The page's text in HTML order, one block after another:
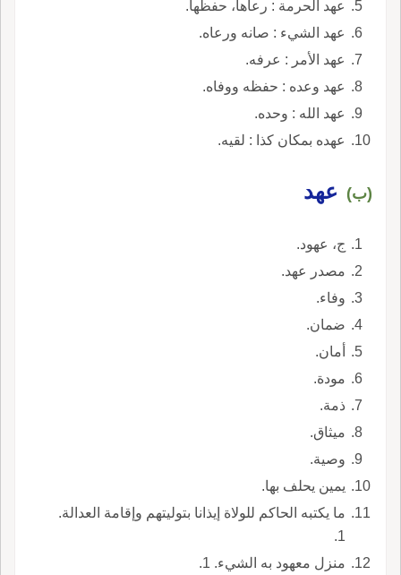
عهد الحرمة : رعاها، حفظها.
عهد الشيء : صانه ورعاه.
عهد الأمر : عرفه.
عهد وعده : حفظه ووفاه.
عهد الله : وحده.
عهده بمكان كذا : لقيه.
(ب) عهد
ج، عهود.
مصدر عهد.
وفاء.
ضمان.
أمان.
مودة.
ذمة.
ميثاق.
وصية.
يمين يحلف بها.
ما يكتبه الحاكم للولاة إيذانا بتوليتهم وإقامة العدالة.
1.
منزل معهود به الشيء. 1.